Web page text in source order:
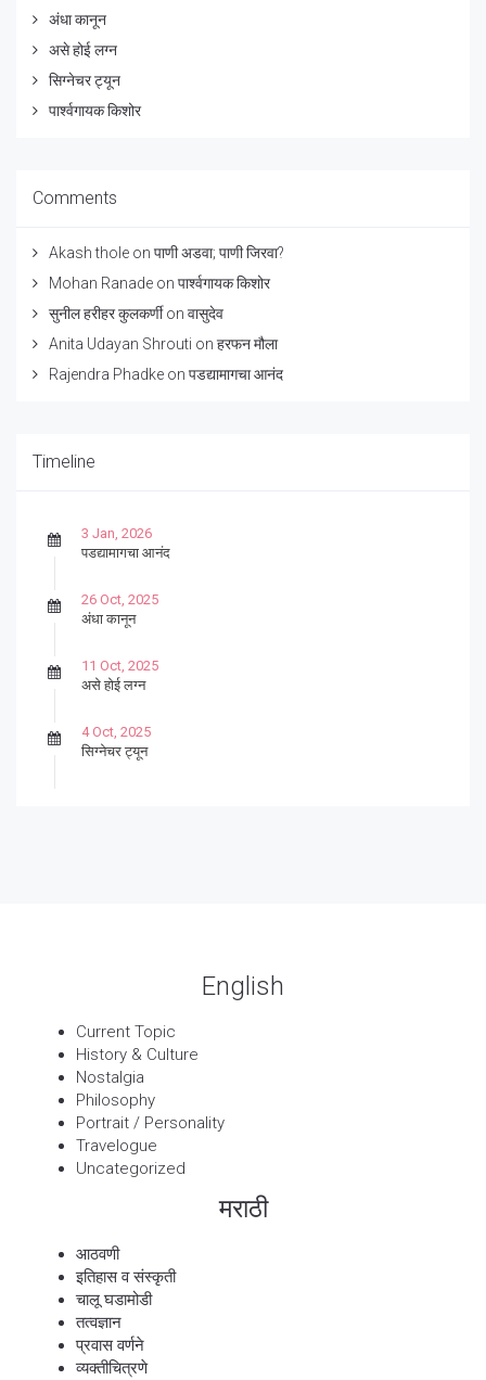
अंधा कानून
असे होई लग्न
सिग्नेचर ट्यून
पार्श्वगायक किशोर
Comments
Akash thole on पाणी अडवा; पाणी जिरवा?
Mohan Ranade on पार्श्वगायक किशोर
सुनील हरीहर कुलकर्णीon वासुदेव
Anita Udayan Shrouti on हरफन मौला
Rajendra Phadke on पडद्यामागचा आनंद
Timeline
3 Jan, 2026
पडद्यामागचा आनंद
26 Oct, 2025
अंधा कानून
11 Oct, 2025
असे होई लग्न
4 Oct, 2025
सिग्नेचर ट्यून
English
Current Topic
History & Culture
Nostalgia
Philosophy
Portrait / Personality
Travelogue
Uncategorized
मराठी
आठवणी
इतिहास व संस्कृती
चालू घडामोडी
तत्वज्ञान
प्रवास वर्णने
व्यक्तीचित्रणे